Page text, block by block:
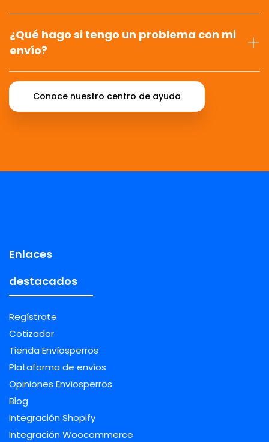
¿Qué hago si tengo un problema con mi
envío?
Conoce nuestro centro de ayuda
Enlaces
destacados
Regístrate
Cotizador
Tienda Envíosperros
Plataforma de envíos
Opiniones Envíosperros
Blog
Integración Shopify
Integración Woocommerce